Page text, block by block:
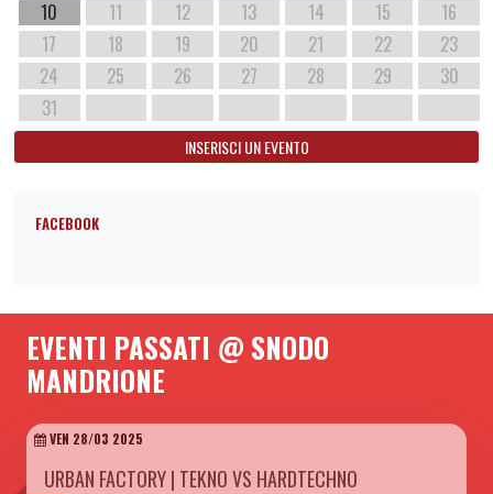
10
11 12 13 14 15
16
17
18 19 20 21 22
23
24
25 26 27 28 29
30
31
INSERISCI UN EVENTO
FACEBOOK
EVENTI PASSATI @ SNODO
MANDRIONE
VEN 28/03 2025
URBAN FACTORY | TEKNO VS HARDTECHNO